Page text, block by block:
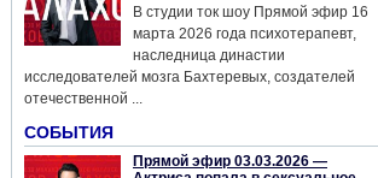
В студии ток шоу Прямой эфир 16
марта 2026 года психотерапевт,
наследница династии
исследователей мозга Бахтеревых, создателей
отечественной ...
СОБЫТИЯ
Прямой эфир 03.03.2026 —